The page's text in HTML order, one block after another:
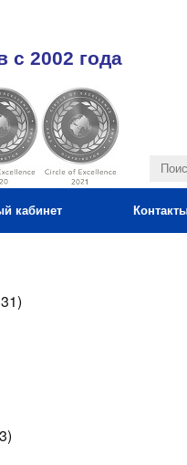
c 2002 года
кабинет